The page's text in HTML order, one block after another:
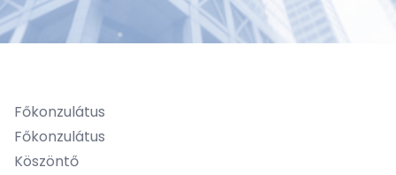
Főkonzulátus
Főkonzulátus
Köszöntő